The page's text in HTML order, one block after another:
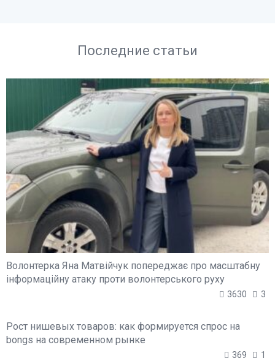
Последние статьи
Волонтерка Яна Матвійчук попереджає про масштабну
інформаційну атаку проти волонтерського руху
3630 3
Рост нишевых товаров: как формируется спрос на
bongs на современном рынке
369 1